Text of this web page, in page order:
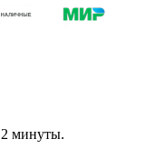
2 минуты.